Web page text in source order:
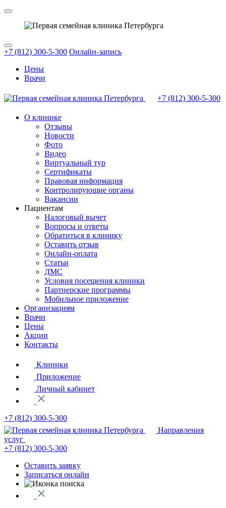
+7 (812) 300-5-300 Онлайн-запись
Цены
Врачи
+7 (812) 300-5-300
О клинике
Отзывы
Новости
Фото
Видео
Виртуальный тур
Сертификаты
Правовая информация
Контролирующие органы
Вакансии
Пациентам
Налоговый вычет
Вопросы и ответы
Обратиться в клинику
Оставить отзыв
Онлайн-оплата
Статьи
ДМС
Условия посещения клиники
Партнерские программы
Мобильное приложение
Организациям
Врачи
Цены
Акции
Контакты
Клиники
Приложение
Личный кабинет
+7 (812) 300-5-300
Направления
услуг
+7 (812) 300-5-300
Оставить заявку
Записаться онлайн